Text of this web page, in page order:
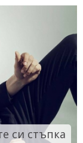
си стъпка